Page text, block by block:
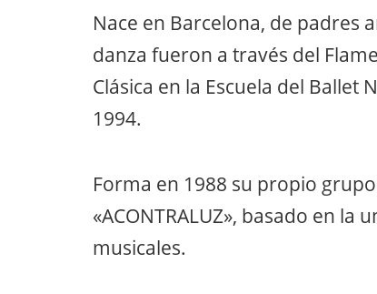
Nace en Barcelona, de padres
danza fueron a través del
Clásica en la Escuela del Ballet
1994.
Forma en 1988 su propio
«ACONTRALUZ», basado en
musicales.